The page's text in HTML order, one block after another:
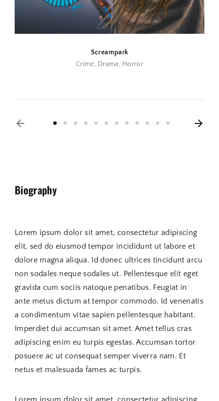
Screampark
Crime
Drama Horror
Biography
Lorem ipsum dolor sit amet, consectetur adipiscing
elit, sed do eiusmod tempor incididunt ut labore et
dolore magna aliqua. Id donec ultrices tincidunt arcu
non sodales neque sodales ut. Pellentesque elit eget
gravida cum sociis natoque penatibus. Feugiat in
ante metus dictum at tempor commodo. Id venenatis
a condimentum vitae sapien pellentesque habitant.
Imperdiet dui accumsan sit amet. Amet tellus cras
adipiscing enim eu turpis egestas. Accumsan tortor
posuere ac ut consequat semper viverra nam. Et
netus et malesuada fames ac turpis.